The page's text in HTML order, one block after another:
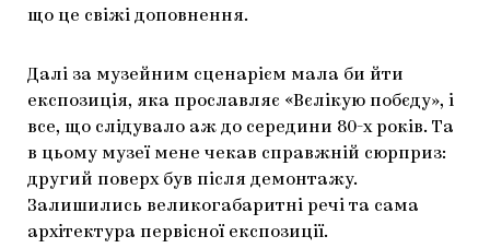
що це свіжі доповнення.
Далі за музейним сценарієм мала би йти
експозиція, яка прославляє «Вєлікую побєду», і
все, що слідувало аж до середини 80-х років. Та
в цьому музеї мене чекав справжній сюрприз:
другий поверх був після демонтажу.
Залишились великогабаритні речі та сама
архітектура первісної експозиції.